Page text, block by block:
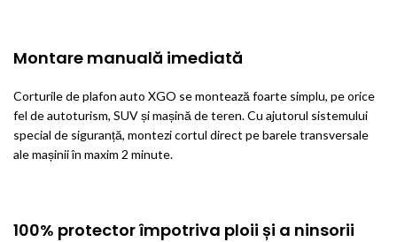
Montare manuală imediată
Corturile de plafon auto XGO se montează foarte simplu, pe orice
fel de autoturism, SUV și mașină de teren. Cu ajutorul sistemului
special de siguranță, montezi cortul direct pe barele transversale
ale mașinii în maxim 2 minute.
100% protector împotriva ploii și a ninsorii